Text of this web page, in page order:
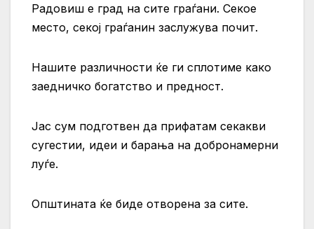
Радовиш е град на сите граѓани. Секое
место, секој граѓанин заслужува почит.
Нашите различности ќе ги сплотиме како
заедничко богатство и предност.
Јас сум подготвен да прифатам секакви
сугестии, идеи и барања на добронамерни
луѓе.
Општината ќе биде отворена за сите.